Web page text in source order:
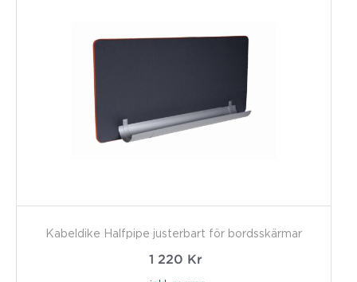
Kabeldike Halfpipe justerbart för bordsskärmar
1 220 Kr